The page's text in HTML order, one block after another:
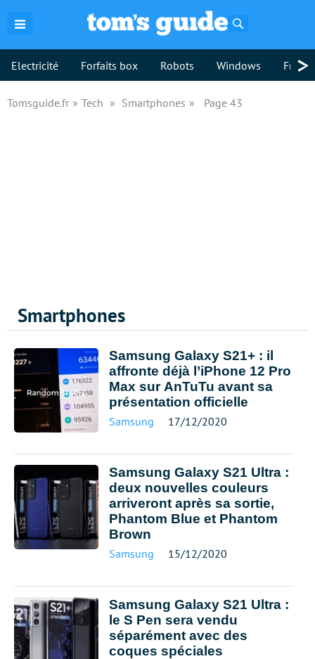
Electricité Forfaits box Robots Windows >
Tomsguide.fr Tech Smartphones Page 43
Smartphones
Samsung Galaxy S21+ : il
affronte déjà l’iPhone 12 Pro
Max sur AnTuTu avant sa
présentation officielle
Samsung 17/12/2020
Samsung Galaxy S21 Ultra :
deux nouvelles couleurs
arriveront après sa sortie,
Phantom Blue et Phantom
Brown
Samsung 15/12/2020
Samsung Galaxy S21 Ultra :
le S Pen sera vendu
séparément avec des
coques spéciales